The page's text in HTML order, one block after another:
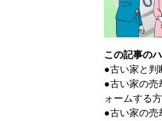
この記事の
●古い家と判
●古い家の売
ォームする
●古い家の売